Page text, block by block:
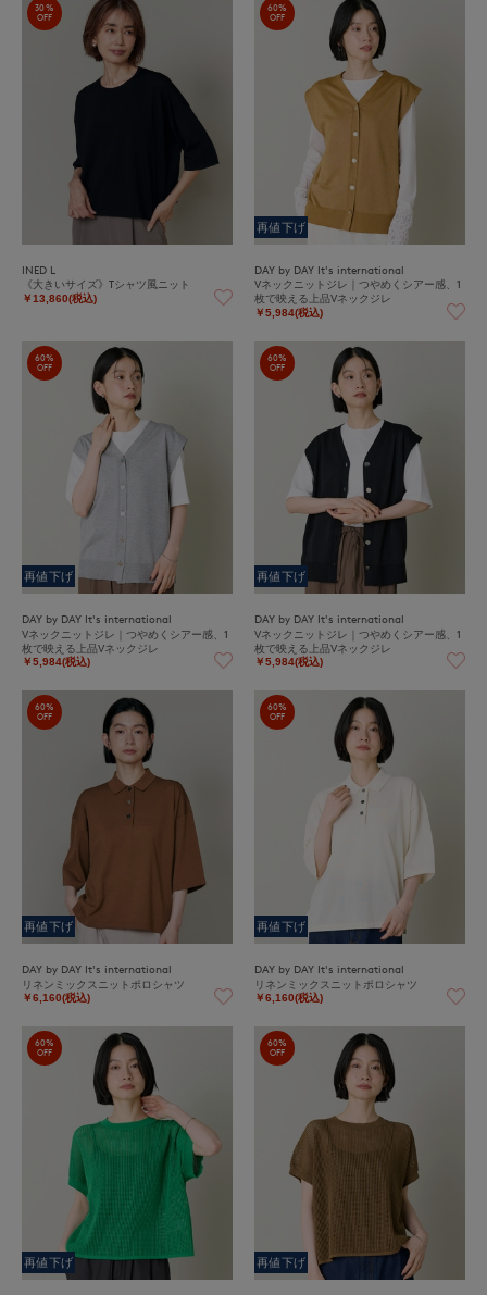
30%
OFF
INED L
《大きいサイズ》Tシャツ風ニット
￥13,860(税込)
60%
OFF
再値下げ
DAY by DAY It's international
Vネックニットジレ｜つやめくシアー感、1
枚で映える上品Vネックジレ
￥5,984(税込)
60%
OFF
再値下げ
DAY by DAY It's international
Vネックニットジレ｜つやめくシアー感、1
枚で映える上品Vネックジレ
￥5,984(税込)
60%
OFF
再値下げ
DAY by DAY It's international
Vネックニットジレ｜つやめくシアー感、1
枚で映える上品Vネックジレ
￥5,984(税込)
60%
OFF
再値下げ
DAY by DAY It's international
リネンミックスニットポロシャツ
￥6,160(税込)
60%
OFF
再値下げ
DAY by DAY It's international
リネンミックスニットポロシャツ
￥6,160(税込)
60%
OFF
再値下げ
60%
OFF
再値下げ